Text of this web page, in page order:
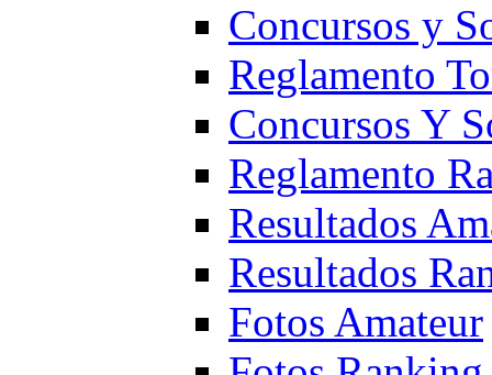
Concursos y
Reglamento
Concursos Y
Reglamento
Resultados
Resultados
Fotos Amateur